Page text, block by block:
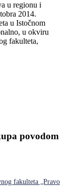
u regionu i
2014.
u Istočnom
u okviru
fakulteta,
povodom
fakulteta „Pravo